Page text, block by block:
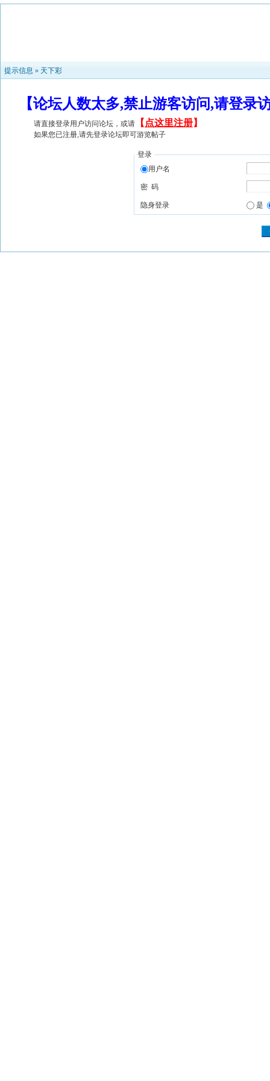
提示信息 » 天下彩
【论坛人数太多,禁止游客访问,请登
请直接登录用户访问论坛，或请 【 点这里注册】
如果您已注册,请先登录论坛即可游览帖子
登录
用户名
密 码
隐身登录 是